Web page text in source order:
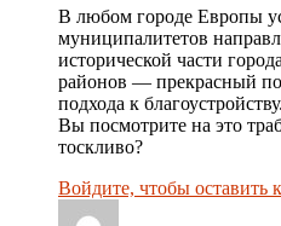
В любом городе Европы
муниципалитетов
исторической части
районов — прекрасный
подхода к
Вы посмотрите на это
тоскливо?
Войдите, чтобы оставить